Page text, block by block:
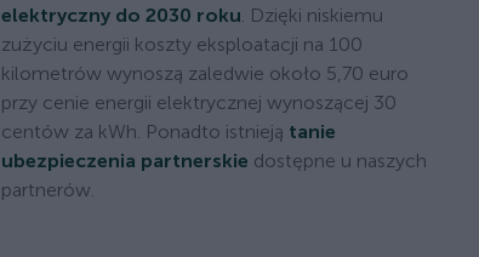
elektryczny do 2030 roku. Dzięki niskiemu
zużyciu energii koszty eksploatacji na 100
kilometrów wynoszą zaledwie około 5,70 euro
przy cenie energii elektrycznej wynoszącej 30
centów za kWh. Ponadto istnieją tanie
ubezpieczenia partnerskie dostępne u naszych
partnerów.